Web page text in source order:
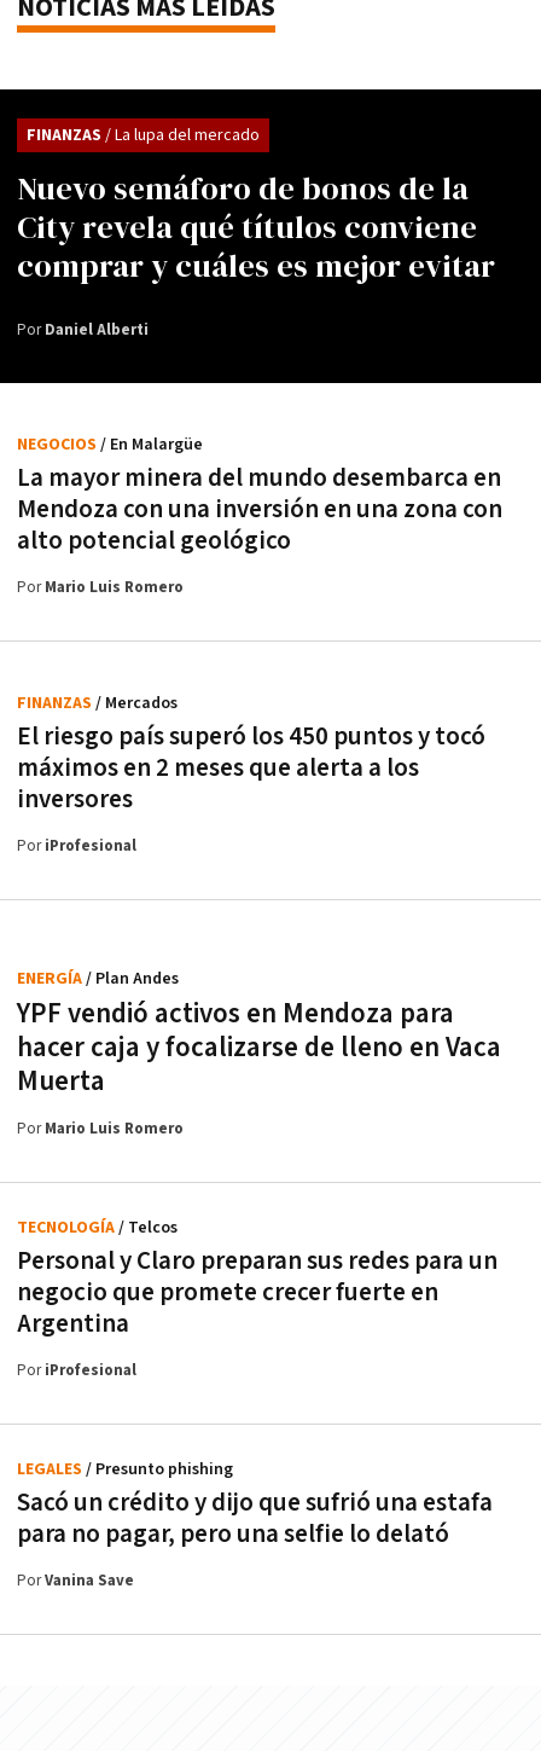
NOTICIAS MÁS LEÍDAS
Nuevo semáforo de bonos de la
City revela qué títulos conviene
comprar y cuáles es mejor evitar
FINANZAS / La lupa del mercado
PorDaniel Alberti
La mayor minera del mundo desembarca en
Mendoza con una inversión en una zona con
alto potencial geológico
NEGOCIOS / En Malargüe
PorMario Luis Romero
El riesgo país superó los 450 puntos y tocó
máximos en 2 meses que alerta a los
inversores
FINANZAS / Mercados
PoriProfesional
YPF vendió activos en Mendoza para
hacer caja y focalizarse de lleno en Vaca
Muerta
ENERGÍA/ Plan Andes
PorMario Luis Romero
Personal y Claro preparan sus redes para un
negocio que promete crecer fuerte en
Argentina
TECNOLOGÍA/ Telcos
PoriProfesional
Sacó un crédito y dijo que sufrió una estafa
para no pagar, pero una selfie lo delató
LEGALES / Presunto phishing
PorVanina Save